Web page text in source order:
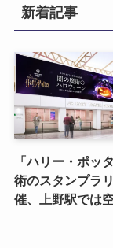
新着記事
「ハリー・ポッ
術のスタンプラ
催、上野駅では